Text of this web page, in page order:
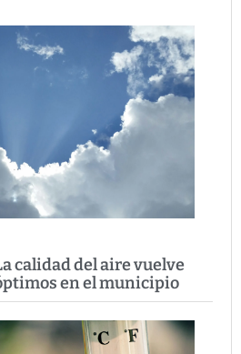
calidad del aire vuelve
en el municipio